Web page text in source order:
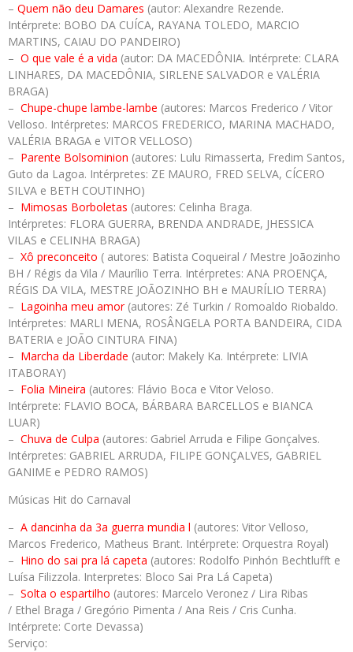
– Quem não deu Damares (autor: Alexandre Rezende.
Intérprete: BOBO DA CUÍCA, RAYANA TOLEDO, MARCIO
MARTINS, CAIAU DO PANDEIRO)
– O que vale é a vida (autor: DA MACEDÔNIA. Intérprete: CLARA
LINHARES, DA MACEDÔNIA, SIRLENE SALVADOR e VALÉRIA
BRAGA)
– Chupe-chupe lambe-lambe (autores: Marcos Frederico / Vitor
Velloso. Intérpretes: MARCOS FREDERICO, MARINA MACHADO,
VALÉRIA BRAGA e VITOR VELLOSO)
– Parente Bolsominion (autores: Lulu Rimasserta, Fredim Santos,
Guto da Lagoa. Intérpretes: ZE MAURO, FRED SELVA, CÍCERO
SILVA e BETH COUTINHO)
– Mimosas Borboletas (autores: Celinha Braga.
Intérpretes: FLORA GUERRA, BRENDA ANDRADE, JHESSICA
VILAS e CELINHA BRAGA)
– Xô preconceito ( autores: Batista Coqueiral / Mestre Joãozinho
BH / Régis da Vila / Maurílio Terra. Intérpretes: ANA PROENÇA,
RÉGIS DA VILA, MESTRE JOÃOZINHO BH e MAURÍLIO TERRA)
– Lagoinha meu amor (autores: Zé Turkin / Romoaldo Riobaldo.
Intérpretes: MARLI MENA, ROSÂNGELA PORTA BANDEIRA, CIDA
BATERIA e JOÃO CINTURA FINA)
– Marcha da Liberdade (autor: Makely Ka. Intérprete: LIVIA
ITABORAY)
– Folia Mineira (autores: Flávio Boca e Vitor Veloso.
Intérprete: FLAVIO BOCA, BÁRBARA BARCELLOS e BIANCA
LUAR)
– Chuva de Culpa (autores: Gabriel Arruda e Filipe Gonçalves.
Intérpretes: GABRIEL ARRUDA, FILIPE GONÇALVES, GABRIEL
GANIME e PEDRO RAMOS)
Músicas Hit do Carnaval
– A dancinha da 3a guerra mundia l (autores: Vitor Velloso,
Marcos Frederico, Matheus Brant. Intérprete: Orquestra Royal)
– Hino do sai pra lá capeta (autores: Rodolfo Pinhón Bechtlufft e
Luísa Filizzola. Interpretes: Bloco Sai Pra Lá Capeta)
– Solta o espartilho (autores: Marcelo Veronez / Lira Ribas
/ Ethel Braga / Gregório Pimenta / Ana Reis / Cris Cunha.
Intérprete: Corte Devassa)
Serviço: